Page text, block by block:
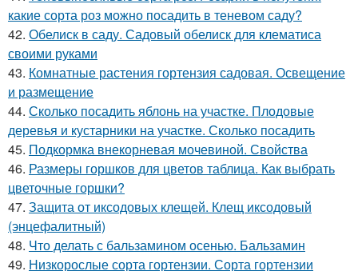
какие сорта роз можно посадить в теневом саду?
42. Обелиск в саду. Садовый обелиск для клематиса
своими руками
43. Комнатные растения гортензия садовая. Освещение
и размещение
44. Сколько посадить яблонь на участке. Плодовые
деревья и кустарники на участке. Сколько посадить
45. Подкормка внекорневая мочевиной. Свойства
46. Размеры горшков для цветов таблица. Как выбрать
цветочные горшки?
47. Защита от иксодовых клещей. Клещ иксодовый
(энцефалитный)
48. Что делать с бальзамином осенью. Бальзамин
49. Низкорослые сорта гортензии. Сорта гортензии